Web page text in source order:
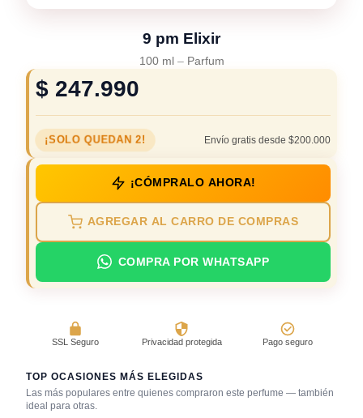
9 pm Elixir
100 ml – Parfum
$ 247.990
¡SOLO QUEDAN 2! Envío gratis desde $200.000
¡CÓMPRALO AHORA!
AGREGAR AL CARRO DE COMPRAS
COMPRA POR WHATSAPP
SSL Seguro Privacidad protegida Pago seguro
TOP OCASIONES MÁS ELEGIDAS
Las más populares entre quienes compraron este perfume — también
ideal para otras.
Bar / cocteles